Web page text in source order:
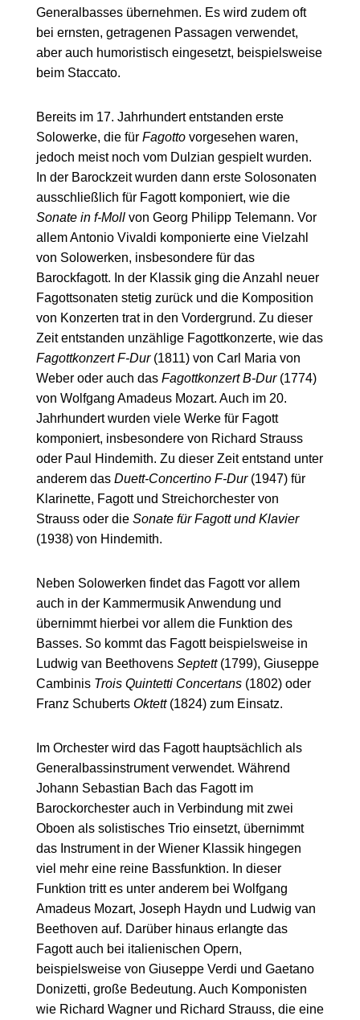
Generalbasses übernehmen. Es wird zudem oft
bei ernsten, getragenen Passagen verwendet,
aber auch humoristisch eingesetzt, beispielsweise
beim Staccato.
Bereits im 17. Jahrhundert entstanden erste
Solowerke, die für Fagotto vorgesehen waren,
jedoch meist noch vom Dulzian gespielt wurden.
In der Barockzeit wurden dann erste Solosonaten
ausschließlich für Fagott komponiert, wie die
Sonate in f-Moll von Georg Philipp Telemann. Vor
allem Antonio Vivaldi komponierte eine Vielzahl
von Solowerken, insbesondere für das
Barockfagott. In der Klassik ging die Anzahl neuer
Fagottsonaten stetig zurück und die Komposition
von Konzerten trat in den Vordergrund. Zu dieser
Zeit entstanden unzählige Fagottkonzerte, wie das
Fagottkonzert F-Dur(1811) von Carl Maria von
Weber oder auch das Fagottkonzert B-Dur(1774)
von Wolfgang Amadeus Mozart. Auch im 20.
Jahrhundert wurden viele Werke für Fagott
komponiert, insbesondere von Richard Strauss
oder Paul Hindemith. Zu dieser Zeit entstand unter
anderem das Duett-Concertino F-Dur(1947) für
Klarinette, Fagott und Streichorchester von
Strauss oder die Sonate für Fagott und Klavier
(1938) von Hindemith.
Neben Solowerken findet das Fagott vor allem
auch in der Kammermusik Anwendung und
übernimmt hierbei vor allem die Funktion des
Basses. So kommt das Fagott beispielsweise in
Ludwig van Beethovens Septett(1799), Giuseppe
Cambinis Trois Quintetti Concertans (1802) oder
Franz Schuberts Oktett(1824) zum Einsatz.
Im Orchester wird das Fagott hauptsächlich als
Generalbassinstrument verwendet. Während
Johann Sebastian Bach das Fagott im
Barockorchester auch in Verbindung mit zwei
Oboen als solistisches Trio einsetzt, übernimmt
das Instrument in der Wiener Klassik hingegen
viel mehr eine reine Bassfunktion. In dieser
Funktion tritt es unter anderem bei Wolfgang
Amadeus Mozart, Joseph Haydn und Ludwig van
Beethoven auf. Darüber hinaus erlangte das
Fagott auch bei italienischen Opern,
beispielsweise von Giuseppe Verdi und Gaetano
Donizetti, große Bedeutung. Auch Komponisten
wie Richard Wagner und Richard Strauss, die eine